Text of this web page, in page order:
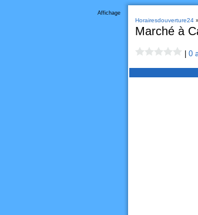
Affichage
Horairesdouverture24»
Marché à
0